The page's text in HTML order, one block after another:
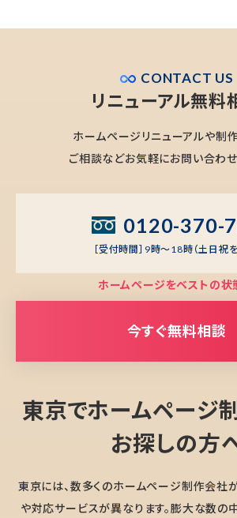
CONTACT US
リニューアル無料
ホームページリニューアルや制
ご相談などお気軽にお問い合わせ
0120-370-
［受付時間］9時～18時（土日祝を
ホームページをベストの状
今すぐ無料相談
東京でホームページ
お探しの方
東京には、数多くのホームページ制作会社
や対応サービスが異なります。膨大な数の